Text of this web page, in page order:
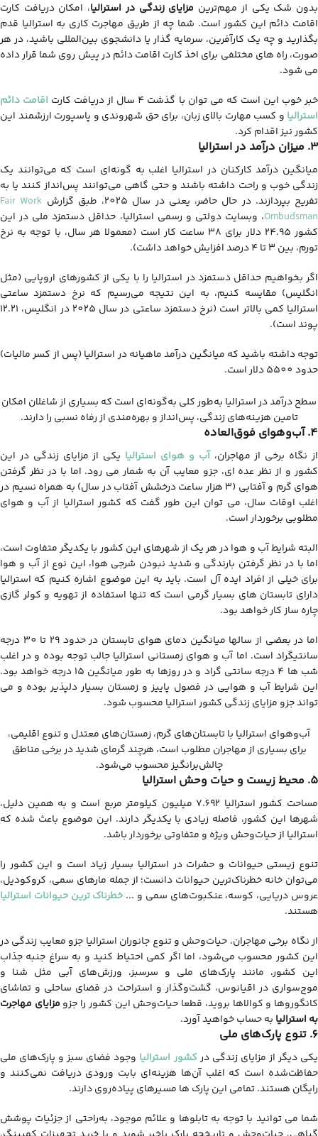
بدون شک یکی از مهم‌ترین مزایای زندگی در استرالیا، امکان دریافت کارت
اقامت دائم این کشور است. شما چه از طریق مهاجرت کاری به استرالیا قدم
بگذارید و چه یک کارآفرین، سرمایه گذار یا دانشجوی بین‌المللی باشید، در هر
صورت، راه های مختلفی برای اخذ کارت اقامت دائم در پیش روی شما قرار داده
می شود.
خبر خوب این است که می توان با گذشت 4 سال از دریافت کارت
اقامت دائم
استرالیا و کسب مهارت بالای زبان، برای حق شهروندی و پاسپورت ارزشمند این
کشور نیز اقدام کرد.
3. میزان درآمد در استرالیا
میانگین درآمد کارکنان در استرالیا اغلب به گونه‌ای است که می‌توانند یک
زندگی خوب و راحت داشته باشند و حتی گاهی می‌توانند پس‌انداز کنند یا به
تفریح بپردازند. در حال حاضر، یعنی در سال 2025، طبق گزارش
Fair Work
Ombudsman، وبسایت دولتی و رسمی استرالیا، حداقل دستمزد ملی در این
کشور 24.95 دلار برای 38 ساعت کار است (معمولا هر سال، با توجه به نرخ
تورم، بین 3 تا 4 درصد افزایش خواهد داشت).
اگر بخواهیم حداقل دستمزد در استرالیا را با یکی از کشورهای اروپایی (مثل
انگلیس) مقایسه کنیم، به این نتیجه می‌رسیم که نرخ دستمزد ساعتی
استرالیا کمی بالاتر است (نرخ دستمزد ساعتی در سال 2025 در انگلیس، 12.21
پوند است).
توجه داشته باشید که میانگین درآمد ماهیانه در استرالیا (پس از کسر مالیات)
حدود 5500 دلار است.
سطح درآمد در استرالیا به‌طور کلی به‌گونه‌ای است که بسیاری از شاغلان امکان
تامین هزینه‌های زندگی، پس‌انداز و بهره‌مندی از رفاه نسبی را دارند.
4. آب‌وهوای فوق‌العاده
از نگاه برخی از مهاجران،آب و هوای استرالیا یکی از مزایای زندگی در این
کشور و از نظر عده ای، جزو معایب آن به شمار می رود. اما با در نظر گرفتن
هوای گرم و آفتابی (3 هزار ساعت درخشش آفتاب در سال) به همراه نسیم در
اغلب اوقات سال، می توان این طور گفت که کشور استرالیا از آب و هوای
مطلوبی برخوردار است.
البته شرایط آب و هوا در هر یک از شهرهای این کشور با یکدیگر متفاوت است،
اما با در نظر گرفتن بارندگی و شدید نبودن شرجی هوا، این نوع از آب و هوا
برای خیلی از افراد ایده آل است. باید به این موضوع اشاره کنیم که استرالیا
دارای تابستان های بسیار گرمی است که تنها استفاده از تهویه و کولر گازی
چاره ساز کار خواهد بود.
اما در بعضی از سالها میانگین دمای هوای تابستان در حدود 29 تا 30 درجه
سانتیگراد است. اما آب و هوای زمستانی استرالیا جالب توجه بوده و در اغلب
شب ها 4 درجه سانتی گراد و در روزها به طور میانگین 15 درجه خواهد بود.
این شرایط آب و هوایی در فصول پاییز و زمستان بسیار دلپذیر بوده و می
تواند جزو مزایای زندگی کشور استرالیا محسوب شود.
آب‌وهوای استرالیا با تابستان‌های گرم، زمستان‌های معتدل و تنوع اقلیمی،
برای بسیاری از مهاجران مطلوب است، هرچند گرمای شدید در برخی مناطق
چالش‌برانگیز محسوب می‌شود.
5. محیط زیست و حیات وحش استرالیا
مساحت کشور استرالیا 7.692 میلیون کیلومتر مربع است و به همین دلیل،
شهرها این کشور، فاصله زیادی با یکدیگر دارند. این موضوع باعث شده که
استرالیا از حیات‌وحش ویژه و متفاوتی برخوردار باشد.
تنوع زیستی حیوانات و حشرات در استرالیا بسیار زیاد است و این کشور را
می‌توان خانه خطرناک‌ترین حیوانات دانست؛ از جمله مارهای سمی، کروکودیل،
عروس دریایی، کوسه، عنکبوت‌های سمی و ... خطرناک ترین حیوانات استرالیا
هستند.
از نگاه برخی مهاجران، حیات‌وحش و تنوع جانوران استرالیا جزو معایب زندگی در
این کشور محسوب می‌شود، اما اگر کمی احتیاط کنید و به سراغ جنبه جذاب
این کشور، مانند پارک‌های ملی و سرسبز، ورزش‌های آبی مثل شنا و
موج‌سواری در اقیانوس، گشت‌وگذار و استراحت در فضای ساحلی و تماشای
کانگوروها و کوالاها بروید، قطعا حیات‌وحش این کشور را جزو مزایای مهاجرت
به استرالیا به حساب خواهید آورد.
6. تنوع پارک‌های ملی
یکی دیگر از مزایای زندگی در کشور استرالیا وجود فضای سبز و پارک‌های ملی
حفاظت‌شده است که اغلب آن‌ها هزینه‌ای بابت ورودی دریافت نمی‌کنند و
رایگان هستند. تمامی این پارک ها مسیرهای پیاده‌روی دارند.
شما می توانید با توجه به تابلوها و علائم موجود، به‌راحتی از جزئیات پوشش